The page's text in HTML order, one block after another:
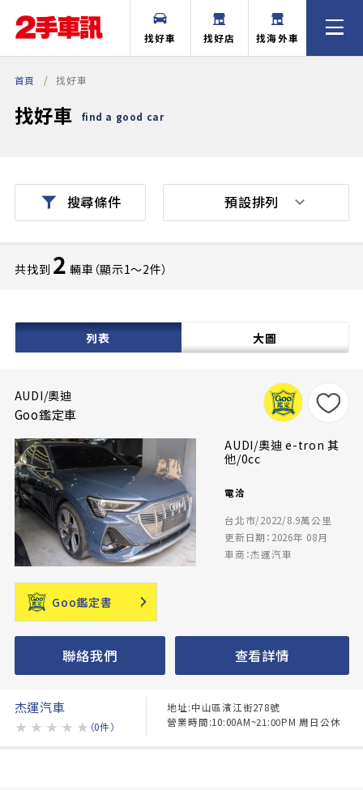
找好車 找好店 找海外車
首頁 找好車
找好車 find a good car
搜尋條件
共找到 2 輛車（顯示1〜2件）
列表 大圖
預設排列
AUDI/奧迪
Goo鑑定車
AUDI/奧迪 e-tron 其
他/0cc
電洽
台北市/2022/8.9萬公里
更新日期：2026年 08月
車商：杰運汽車
Goo鑑定書
聯絡我們 查看詳情
杰運汽車
★ ★ ★ ★ ★ （0件）
地址:中山區濱江街278號
營業時間:10:00AM~21:00PM 周日公休